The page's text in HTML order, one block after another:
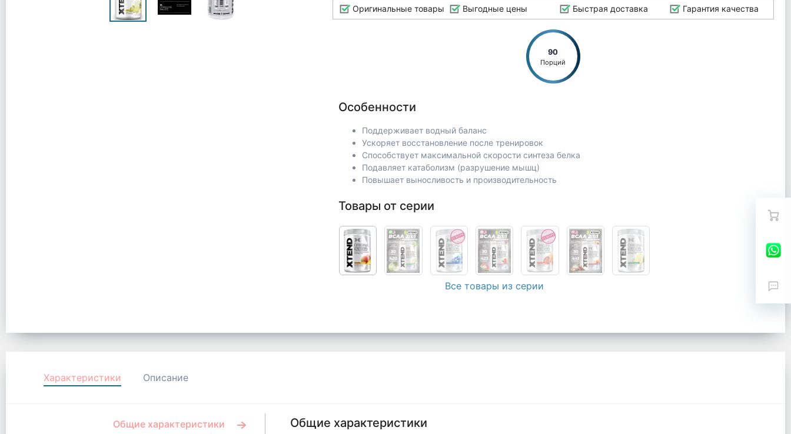
Оригинальные товары Выгодные цены Быстрая доставка Гарантия качества
90
Порций
Особенности
Поддерживает водный баланс
Ускоряет восстановление после тренировок
Способствует максимальной скорости синтеза белка
Подавляет катаболизм (разрушение мышц)
Повышает выносливость и производительность
Товары от серии
Все товары из серии
Характеристики Описание
Общие характеристики
Общие характеристики